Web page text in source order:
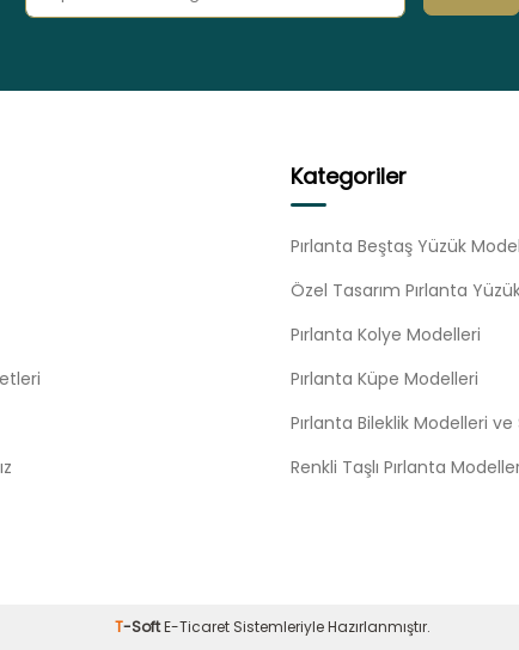
Kategoriler
Pırlanta Beştaş Yüzük
Özel Tasarım Pırlanta
Pırlanta Kolye Modelleri
Pırlanta Küpe Modelleri
Pırlanta Bileklik Modelleri ve
Renkli Taşlı Pırlanta
T-SoftE-Ticaret Sistemleriyle Hazırlanmıştır.